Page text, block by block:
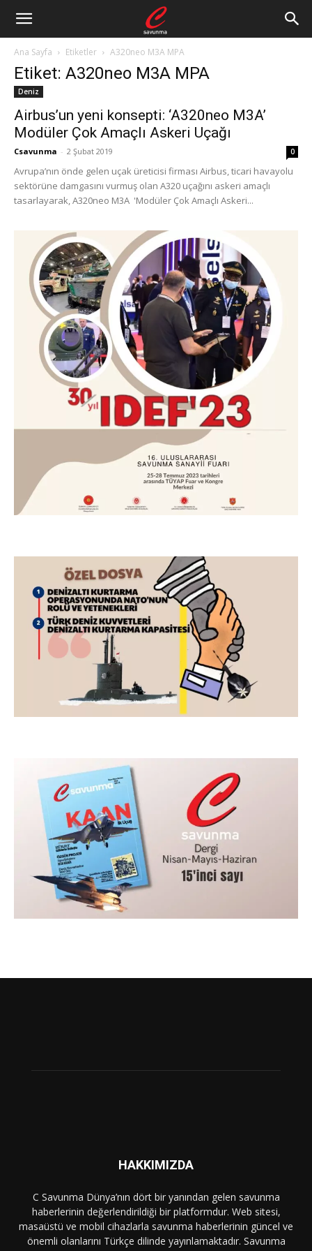
Ana Sayfa Etiketler A320neo M3A MPA
Etiket: A320neo M3A MPA
Deniz
Airbus’un yeni konsepti: ‘A320neo M3A’
Modüler Çok Amaçlı Askeri Uçağı
Csavunma - 2 Şubat 2019 0
Avrupa’nın önde gelen uçak üreticisi firması Airbus, ticari havayolu
sektörüne damgasını vurmuş olan A320 uçağını askeri amaçlı
tasarlayarak, A320neo M3A 'Modüler Çok Amaçlı Askeri...
HAKKIMIZDA
C Savunma Dünya’nın dört bir yanından gelen savunma
haberlerinin değerlendirildiği bir platformdur. Web sitesi,
masaüstü ve mobil cihazlarla savunma haberlerinin güncel ve
önemli olanlarını Türkçe dilinde yayınlamaktadır. Savunma